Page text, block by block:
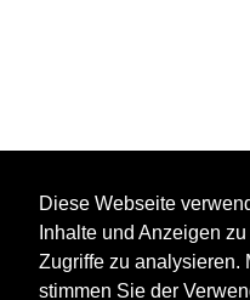
Diese Webseite
Inhalte und Anzeigen
Zugriffe zu analysieren.
stimmen Sie der